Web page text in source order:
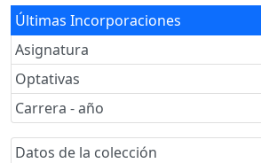
Últimas Incorporaciones
Asignatura
Optativas
Carrera - año
Datos de la colección